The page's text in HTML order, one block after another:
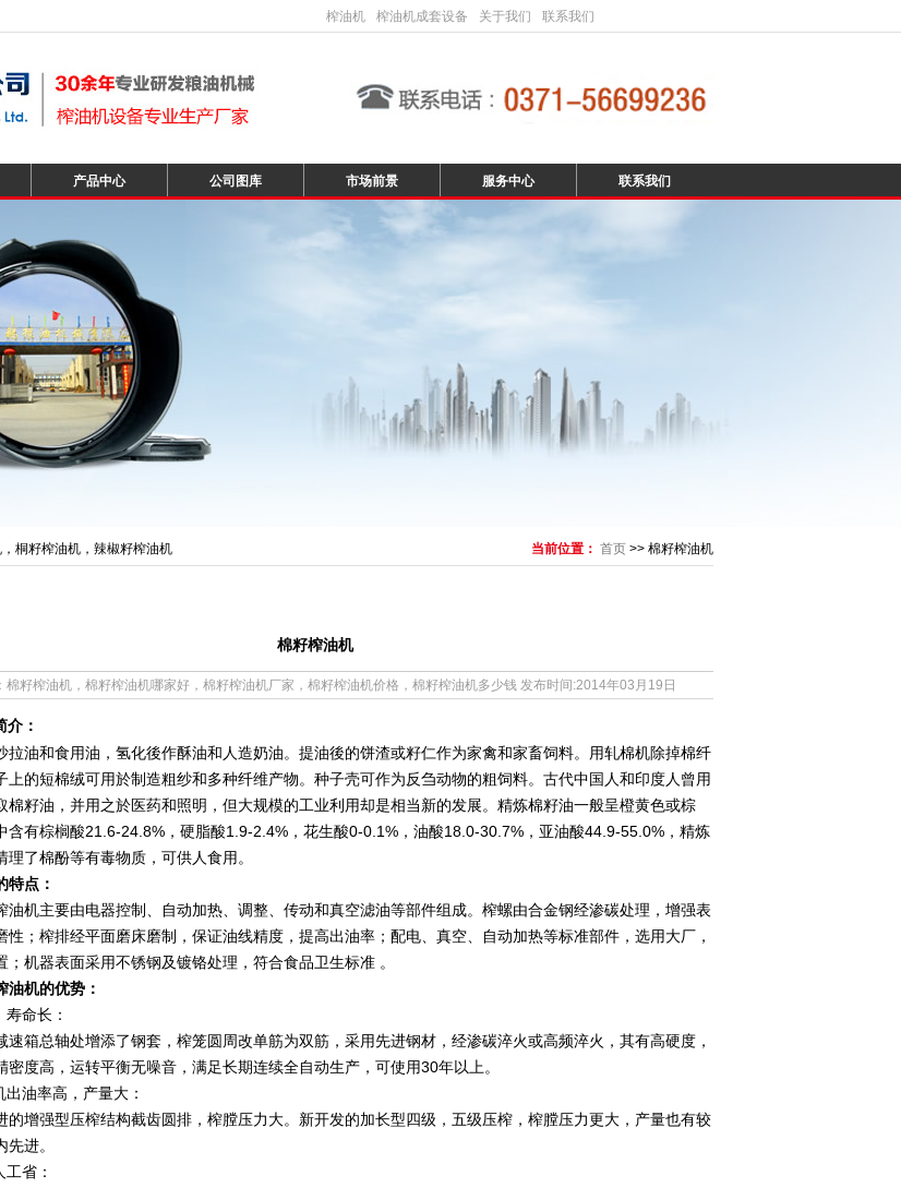
榨油机 榨油机成套设备 关于我们 联系我们
产品中心 公司图库 市场前景 服务中心 联系我们
桐籽榨油机，辣椒籽榨油机 当前位置： 首页 >> 棉籽榨油机
棉籽榨油机
棉籽榨油机，棉籽榨油机哪家好，棉籽榨油机厂家，棉籽榨油机价格，棉籽榨油机多少钱 发布时间:2014年03月19日
介：
拉油和食用油，氢化後作酥油和人造奶油。提油後的饼渣或籽仁作为家禽和家畜饲料。用轧棉机除掉棉纤
上的短棉绒可用於制造粗纱和多种纤维产物。种子壳可作为反刍动物的粗饲料。古代中国人和印度人曾用
棉籽油，并用之於医药和照明，但大规模的工业利用却是相当新的发展。精炼棉籽油一般呈橙黄色或棕
含有棕榈酸21.6-24.8%，硬脂酸1.9-2.4%，花生酸0-0.1%，油酸18.0-30.7%，亚油酸44.9-55.0%，精炼
理了棉酚等有毒物质，可供人食用。
特点：
油机主要由电器控制、自动加热、调整、传动和真空滤油等部件组成。榨螺由合金钢经渗碳处理，增强表
性；榨排经平面磨床磨制，保证油线精度，提高出油率；配电、真空、自动加热等标准部件，选用大厂，
；机器表面采用不锈钢及镀铬处理，符合食品卫生标准 。
油机的优势：
命长：
速箱总轴处增添了钢套，榨笼圆周改单筋为双筋，采用先进钢材，经渗碳淬火或高频淬火，其有高硬度，
密度高，运转平衡无噪音，满足长期连续全自动生产，可使用30年以上。
油率高，产量大：
的增强型压榨结构截齿圆排，榨膛压力大。新开发的加长型四级，五级压榨，榨膛压力更大，产量也有较
进。
省：